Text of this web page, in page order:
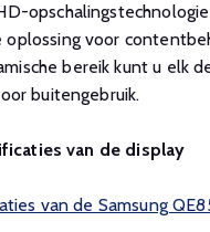
voor
bereik kunt u elk
buitengebruik.
van de display
van de Samsung